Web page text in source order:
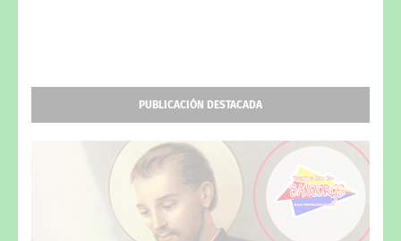
PUBLICACIÓN DESTACADA